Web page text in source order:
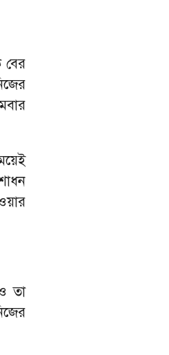
বের
তা